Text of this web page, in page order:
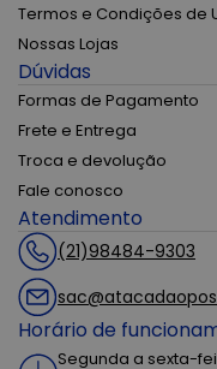
Termos e Condições de
Nossas Lojas
Dúvidas
Formas de Pagamento
Frete e Entrega
Troca e devolução
Fale conosco
Atendimento
(21)98484-9303
Horário de
Segunda a sexta-